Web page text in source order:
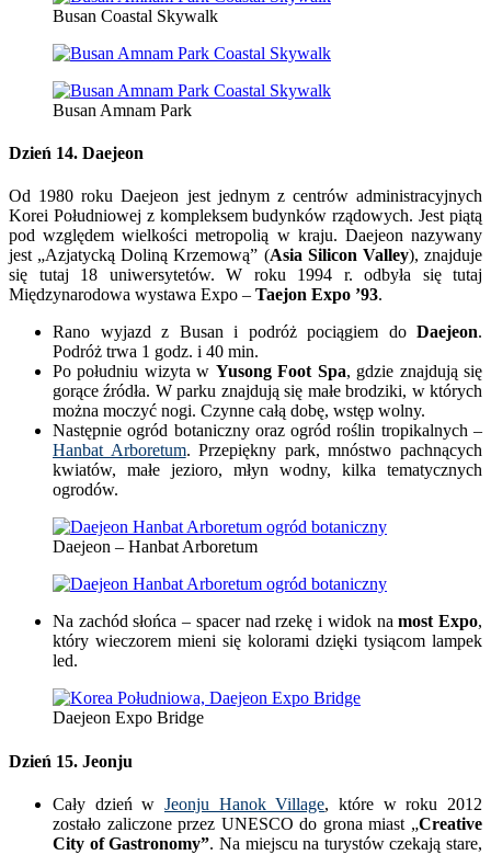
Busan Coastal Skywalk
Busan Amnam Park
Dzień 14. Daejeon
Od 1980 roku Daejeon jest jednym z centrów administracyjnych
Korei Południowej z kompleksem budynków rządowych. Jest piątą
pod względem wielkości metropolią w kraju. Daejeon nazywany
jest „Azjatycką Doliną Krzemową” (Asia Silicon Valley), znajduje
się tutaj 18 uniwersytetów. W roku 1994 r. odbyła się tutaj
Międzynarodowa wystawa Expo – Taejon Expo ’93.
Rano wyjazd z Busan i podróż pociągiem do Daejeon.
Podróż trwa 1 godz. i 40 min.
Po południu wizyta w Yusong Foot Spa, gdzie znajdują się
gorące źródła. W parku znajdują się małe brodziki, w których
można moczyć nogi. Czynne całą dobę, wstęp wolny.
Następnie ogród botaniczny oraz ogród roślin tropikalnych –
Hanbat Arboretum. Przepiękny park, mnóstwo pachnących
kwiatów, małe jezioro, młyn wodny, kilka tematycznych
ogrodów.
Daejeon – Hanbat Arboretum
Na zachód słońca – spacer nad rzekę i widok namost Expo,
który wieczorem mieni się kolorami dzięki tysiącom lampek
led.
Daejeon Expo Bridge
Dzień 15. Jeonju
Cały dzień w Jeonju Hanok Village, które w roku 2012
zostało zaliczone przez UNESCO do grona miast „Creative
City of Gastronomy”. Na miejscu na turystów czekają stare,